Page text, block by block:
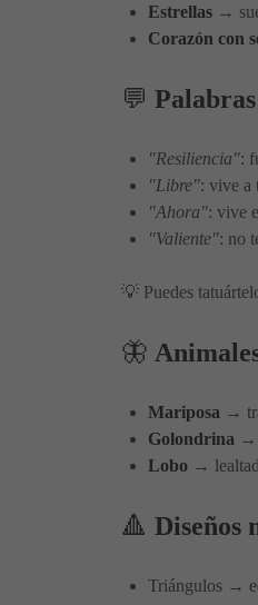
Estrellas →
Corazón con
💬
"Resiliencia":
"Libre": vive a
"Ahora": vive
"Valiente": no
💡 Puedes
🦋
Mariposa →
Golondrina →
Lobo →
🔺 Diseños
Triángulos →